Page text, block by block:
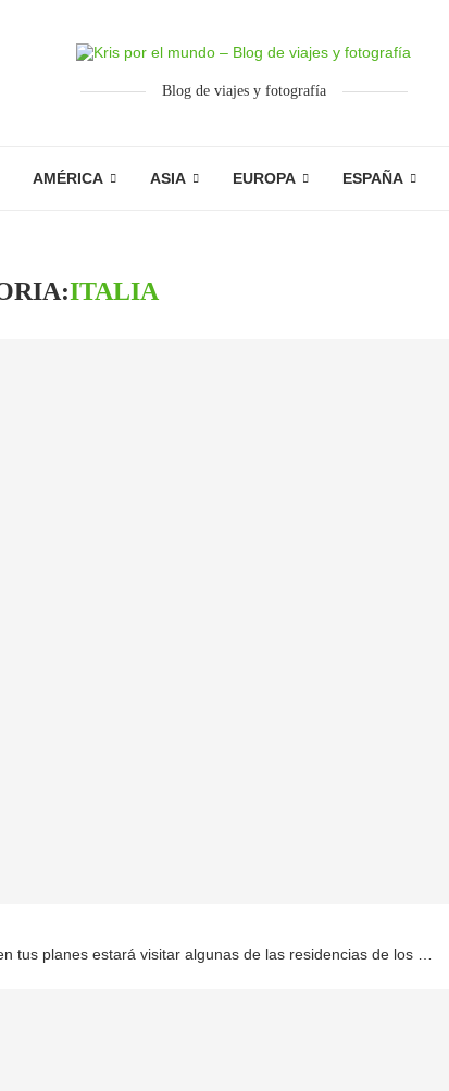
Blog de viajes y fotografía
AMÉRICA ASIA EUROPA ESPAÑA
ITALIA
tus planes estará visitar algunas de las residencias de los …